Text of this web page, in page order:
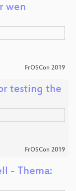
wen
FrOSCon 2019
testing the
FrOSCon 2019
- Thema: